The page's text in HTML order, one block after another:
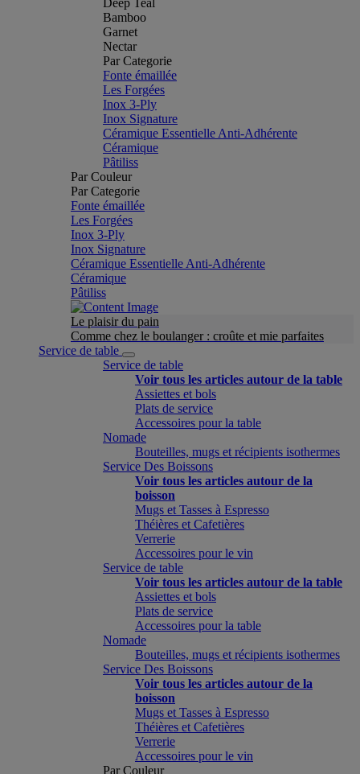
Deep Teal
Bamboo
Garnet
Nectar
Par Categorie
Fonte émaillée
Les Forgées
Inox 3-Ply
Inox Signature
Céramique Essentielle Anti-Adhérente
Céramique
Pâtiliss
Par Couleur
Par Categorie
Fonte émaillée
Les Forgées
Inox 3-Ply
Inox Signature
Céramique Essentielle Anti-Adhérente
Céramique
Pâtiliss
Le plaisir du pain
Comme chez le boulanger : croûte et mie parfaites
Service de table
Service de table
Voir tous les articles autour de la table
Assiettes et bols
Plats de service
Accessoires pour la table
Nomade
Bouteilles, mugs et récipients isothermes
Service Des Boissons
Voir tous les articles autour de la
boisson
Mugs et Tasses à Espresso
Théières et Cafetières
Verrerie
Accessoires pour le vin
Service de table
Voir tous les articles autour de la table
Assiettes et bols
Plats de service
Accessoires pour la table
Nomade
Bouteilles, mugs et récipients isothermes
Service Des Boissons
Voir tous les articles autour de la
boisson
Mugs et Tasses à Espresso
Théières et Cafetières
Verrerie
Accessoires pour le vin
Par Couleur